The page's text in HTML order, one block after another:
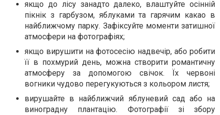
якщо до лісу занадто далеко, влаштуйте осінній
пікнік з гарбузом, яблуками та гарячим какао в
найближчому парку. Зафіксуйте моменти затишної
атмосфери на фотографіях;
якщо вирушити на фотосесію надвечір, або робити
її в похмурий день, можна створити романтичну
атмосферу за допомогою свічок. Їх червоні
вогники чудово перегукуються з кольором листя;
вирушайте в найближчий яблуневий сад або на
виноградну плантацію. Фотографії зі збору